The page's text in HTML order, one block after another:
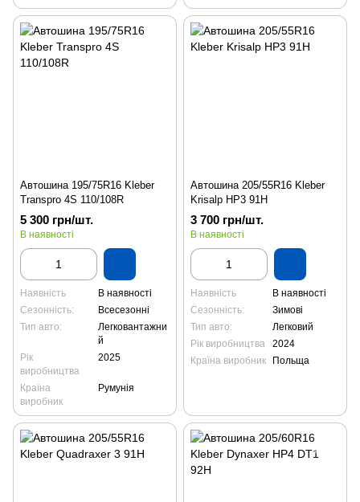
Автошина 195/75R16 Kleber
Transpro 4S 110/108R
5 300 грн/шт.
В наявності
Наявність
В наявності
Сезонність:
Всесезонні
Тип авто:
Легковантажни
й
Рік
виробництва
2025
Країна
виробник
Румунія
Автошина 205/55R16 Kleber
Krisalp HP3 91H
3 700 грн/шт.
В наявності
Наявність
В наявності
Сезонність:
Зимові
Тип авто:
Легковий
Рік виробництва
2024
Країна виробник
Польща